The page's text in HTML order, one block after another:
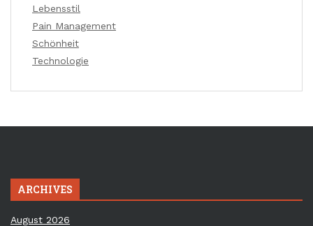
Lebensstil
Pain Management
Schönheit
Technologie
ARCHIVES
August 2026